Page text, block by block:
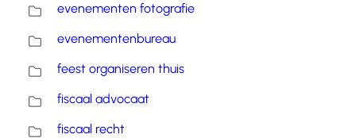
evenementen fotografie
evenementenbureau
feest organiseren thuis
fiscaal advocaat
fiscaal recht